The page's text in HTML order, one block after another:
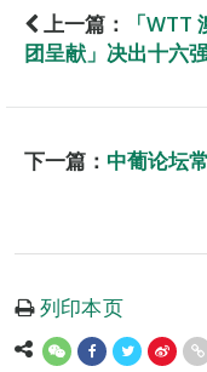
上一篇：
「
团呈献」决出十六
下一篇： 中葡论坛
列印本页